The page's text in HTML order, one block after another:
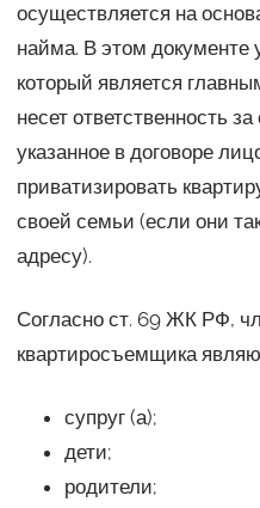
осуществляется на
найма. В этом документе
который является
несет ответственность
указанное в договоре
приватизировать
своей семьи (если они
адресу).
Согласно ст. 69 ЖК РФ,
квартиросъемщика
супруг (а);
дети;
родители;